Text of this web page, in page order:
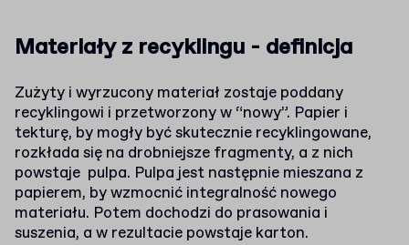
Materiały z recyklingu - definicja
Zużyty i wyrzucony materiał zostaje poddany
recyklingowi i przetworzony w “nowy”. Papier i
tekturę, by mogły być skutecznie recyklingowane,
rozkłada się na drobniejsze fragmenty, a z nich
powstaje pulpa. Pulpa jest następnie mieszana z
papierem, by wzmocnić integralność nowego
materiału. Potem dochodzi do prasowania i
suszenia, a w rezultacie powstaje karton.